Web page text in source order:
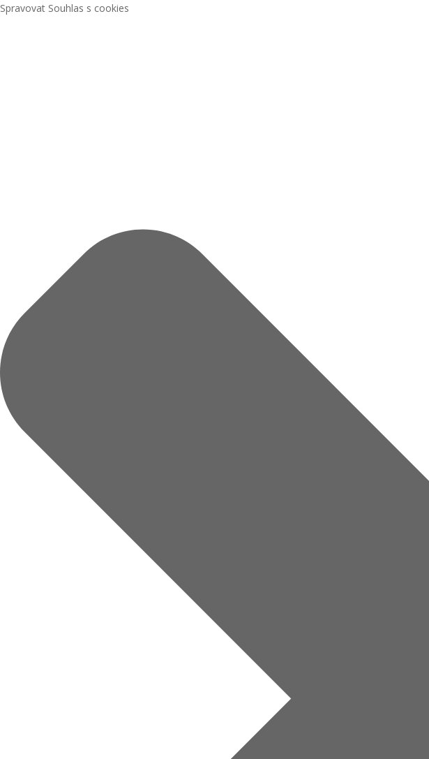
Spravovat Souhlas s cookies